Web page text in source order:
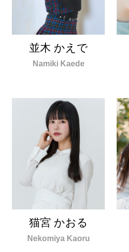
並木 かえで
Namiki Kaede
猫宮 かおる
Nekomiya Kaoru